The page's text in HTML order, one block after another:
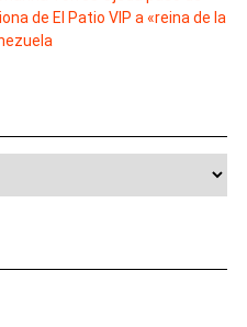
de El Patio VIP a «reina de la